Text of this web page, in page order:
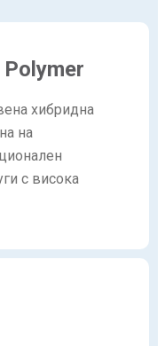
хибридна
на
с висока